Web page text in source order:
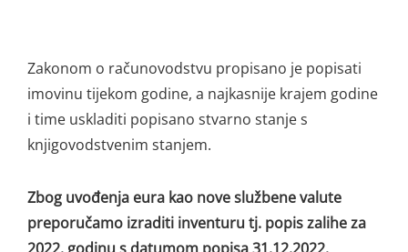
Zakonom o računovodstvu propisano je popisati
imovinu tijekom godine, a najkasnije krajem godine
i time uskladiti popisano stvarno stanje s
knjigovodstvenim stanjem.
Zbog uvođenja eura kao nove službene valute
preporučamo izraditi inventuru tj. popis zalihe za